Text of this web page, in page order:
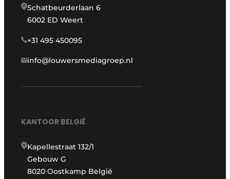
Schatbeurderlaan 6
6002 ED Weert
+31 495 450095
info@louwersmediagroep.nl
KANTOOR BELGIË
Kapellestraat 132/1
Gebouw G
8020 Oostkamp België